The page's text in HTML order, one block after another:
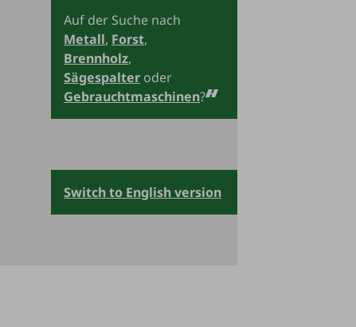
Auf der Suche nach
Metall, Forst,
Brennholz,
Sägespalter oder
Gebrauchtmaschinen?
Switch to English version